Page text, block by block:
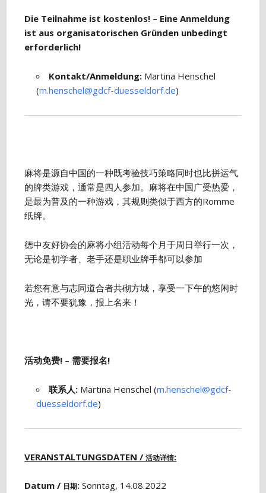
Die Teilnahme ist kostenlos! – Eine Anmeldung
ist aus organisatorischen Gründen unbedingt
erforderlich!
Kontakt/Anmeldung: Martina Henschel
(m.henschel@gdcf-duesseldorf.de)
麻将是源自中国的一种既考验技巧策略同时也比拼运气
的牌类游戏，通常是四人参加。麻将在中国广受热爱，
是最为普及的一种游戏，其规则类似于西方的Romme
纸牌。
德中友好协会的麻将小组活动每个月于周日举行一次，
无论是初学者、老手还是职业牌手都可以参加
若您有意与志同道合者共砌方城，享受一下午的悠闲时
光，请不要犹豫，报上名来！
活动免费! – 需要报名!
联系人: Martina Henschel (m.henschel@gdcf-
duesseldorf.de)
VERANSTALTUNGSDATEN /活动详情:
Datum / 日期: Sonntag, 14.08.2022